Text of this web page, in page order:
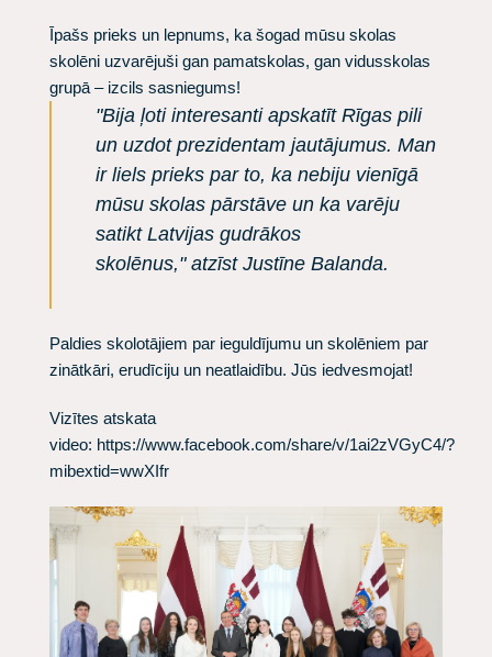
Īpašs prieks un lepnums, ka šogad mūsu skolas
skolēni uzvarējuši gan pamatskolas, gan vidusskolas
grupā – izcils sasniegums!
"Bija ļoti interesanti apskatīt Rīgas pili
un uzdot prezidentam jautājumus. Man
ir liels prieks par to, ka nebiju vienīgā
mūsu skolas pārstāve un ka varēju
satikt Latvijas gudrākos
skolēnus," atzīst Justīne Balanda.
​Paldies skolotājiem par ieguldījumu un skolēniem par
zinātkāri, erudīciju un neatlaidību. Jūs iedvesmojat!
Vizītes atskata
video: https://www.facebook.com/share/v/1ai2zVGyC4/?
mibextid=wwXIfr